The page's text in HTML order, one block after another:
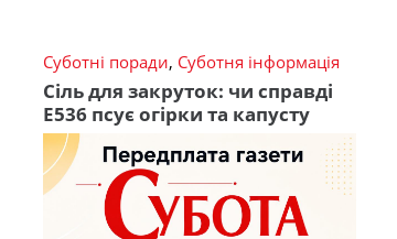
Суботні поради, Суботня інформація
Сіль для закруток: чи справді
Е536 псує огірки та капусту